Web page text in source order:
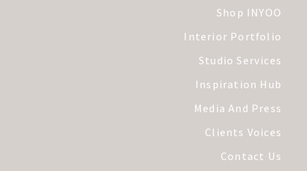
Shop INYOO
Interior Portfolio
Studio Services
Inspiration Hub
Media And Press
Clients Voices
Contact Us